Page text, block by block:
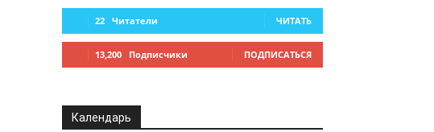
22 Читатели ЧИТАТЬ
13,200 Подписчики ПОДПИСАТЬСЯ
Календарь